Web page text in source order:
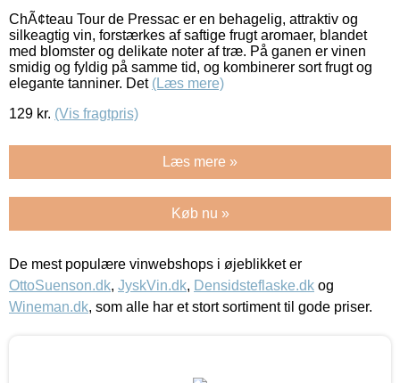
ChÃ¢teau Tour de Pressac er en behagelig, attraktiv og
silkeagtig vin, forstærkes af saftige frugt aromaer, blandet
med blomster og delikate noter af træ. På ganen er vinen
smidig og fyldig på samme tid, og kombinerer sort frugt og
elegante tanniner. Det (Læs mere)
129 kr. (Vis fragtpris)
Læs mere »
Køb nu »
De mest populære vinwebshops i øjeblikket er
OttoSuenson.dk, JyskVin.dk, Densidsteflaske.dk og
Wineman.dk, som alle har et stort sortiment til gode priser.